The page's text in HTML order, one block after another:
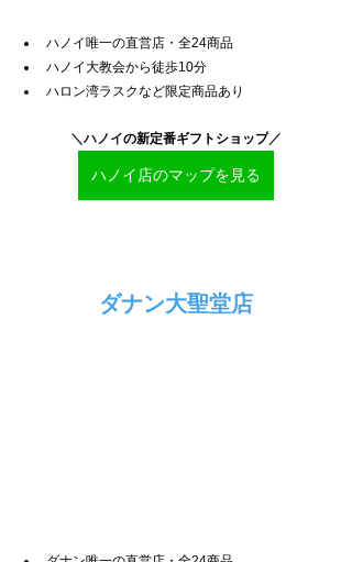
ハノイ唯一の直営店・全24商品
ハノイ大教会から徒歩10分
ハロン湾ラスクなど限定商品あり
＼ハノイの新定番ギフトショップ ／
ハノイ店のマップを見る
ダナン大聖堂店